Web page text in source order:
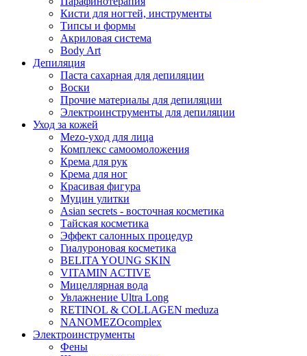
Кисти для ногтей, инструменты
Типсы и формы
Акриловая система
Body Art
Депиляция
Паста сахарная для депиляции
Воски
Прочие материалы для депиляции
Электроинструменты для депиляции
Уход за кожей
Mezo-уход для лица
Комплекс самоомоложения
Крема для рук
Крема для ног
Красивая фигура
Муцин улитки
Asian seсrets - восточная косметика
Тайская косметика
Эффект салонных процедур
Гиалуроновая косметика
BELITA YOUNG SKIN
VITAMIN ACTIVE
Мицеллярная вода
Увлажнение Ultra Long
RETINOL & COLLAGEN meduza
NANOMEZOcomplex
Электроинструменты
Фены